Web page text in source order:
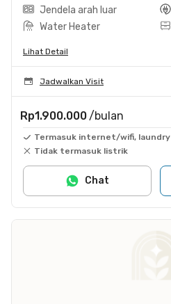
Jendela arah luar
Water Heater
Lihat Detail
Jadwalkan Visit
Rp1.900.000 /bulan
Termasuk internet/wifi, laundry
Tidak termasuk listrik
Chat